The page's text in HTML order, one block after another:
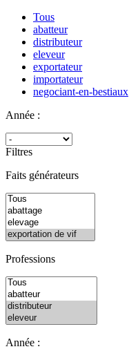
Tous
abatteur
distributeur
eleveur
exportateur
importateur
negociant-en-bestiaux
Année :
Filtres
Faits générateurs
Professions
Année :